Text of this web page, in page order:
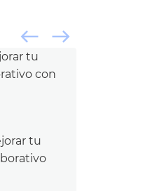
tu
east
west